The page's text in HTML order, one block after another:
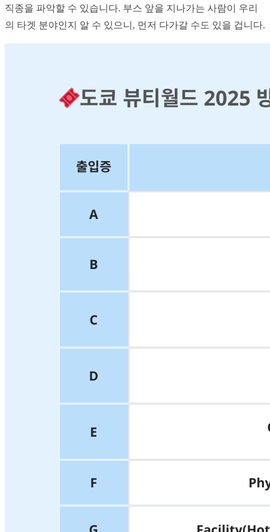
직종을 파악할 수 있습니다. 부스 앞을 지나가는 사람이 우리
의 타겟 분야인지 알 수 있으니, 먼저 다가갈 수도 있을 겁니다.